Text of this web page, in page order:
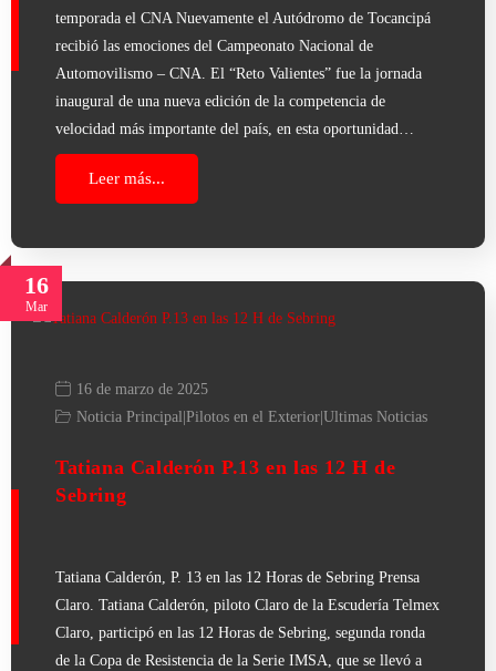
temporada el CNA Nuevamente el Autódromo de Tocancipá
recibió las emociones del Campeonato Nacional de
Automovilismo – CNA. El “Reto Valientes” fue la jornada
inaugural de una nueva edición de la competencia de
velocidad más importante del país, en esta oportunidad…
Leer más...
16
Mar
16 de marzo de 2025
Noticia Principal Pilotos en el Exterior Ultimas Noticias
Tatiana Calderón P.13 en las 12 H de
Sebring
Tatiana Calderón, P. 13 en las 12 Horas de Sebring Prensa
Claro. Tatiana Calderón, piloto Claro de la Escudería Telmex
Claro, participó en las 12 Horas de Sebring, segunda ronda
de la Copa de Resistencia de la Serie IMSA, que se llevó a